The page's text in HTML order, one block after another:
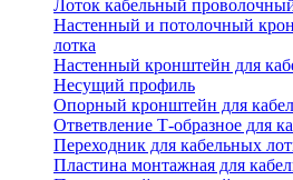
Лоток кабельный
Настенный и потолочный
лотка
Настенный кронштейн для
Несущий профиль
Опорный кронштейн для
Ответвление Т-образное для
Переходник для кабельных
Пластина монтажная для